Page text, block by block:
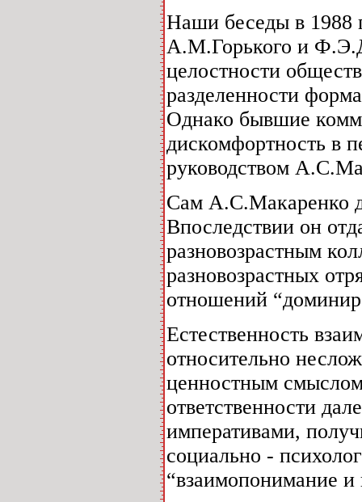
Наши беседы в 1988
А.М.Горького и
целостности
разделенности
Однако бывшие
дискомфортность в
руководством
Сам А.С.Макаренко
Впоследствии он
разновозрастным
разновозрастных
отношений
Естественность
относительно
ценностным
ответственности
императивами,
социально -
“взаимопонимание и